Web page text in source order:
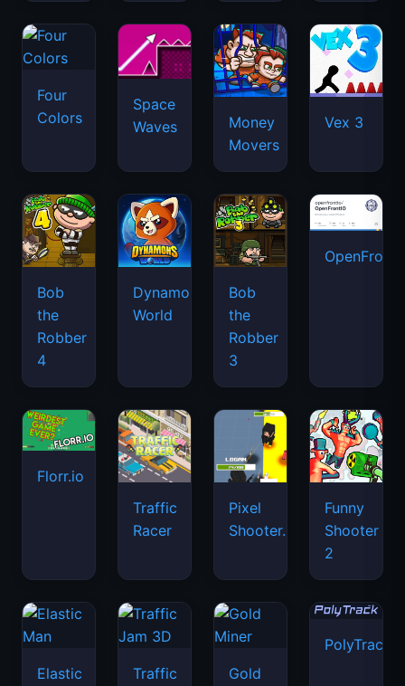
Four
Colors
Space
Waves
Money
Movers
Vex 3
Bob
the
Robber
4
Dynamons
World
Bob
the
Robber
3
Florr.io
Traffic
Racer
Pixel
Shooter.IO
Funny
Shooter
2
Elastic
Traffic
Gold
PolyTrack